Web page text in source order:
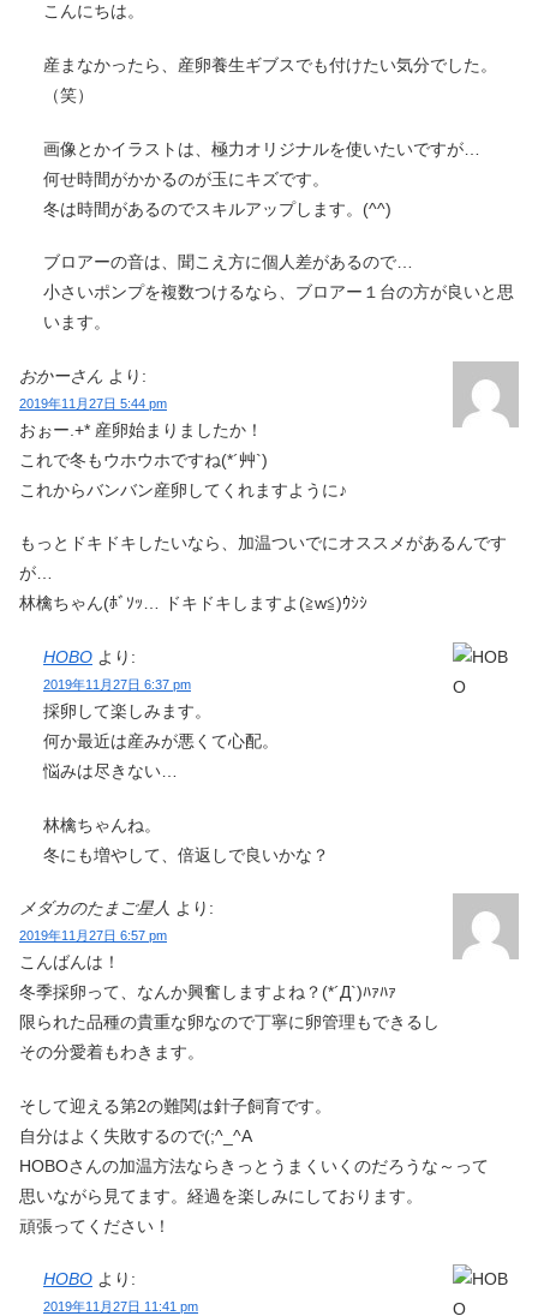
こんにちは。
産まなかったら、産卵養生ギブスでも付けたい気分でした。
（笑）
画像とかイラストは、極力オリジナルを使いたいですが…
何せ時間がかかるのが玉にキズです。
冬は時間があるのでスキルアップします。(^^)
ブロアーの音は、聞こえ方に個人差があるので…
小さいポンプを複数つけるなら、ブロアー１台の方が良いと思
います。
おかーさん より:
2019年11月27日 5:44 pm
おぉー.+* 産卵始まりましたか！
これで冬もウホウホですね(*´艸`)
これからバンバン産卵してくれますように♪
もっとドキドキしたいなら、加温ついでにオススメがあるんです
が…
林檎ちゃん(ﾎﾞｿｯ… ドキドキしますよ(≧w≦)ｳｼｼ
HOBO より:
2019年11月27日 6:37 pm
採卵して楽しみます。
何か最近は産みが悪くて心配。
悩みは尽きない…
林檎ちゃんね。
冬にも増やして、倍返しで良いかな？
メダカのたまご星人 より:
2019年11月27日 6:57 pm
こんばんは！
冬季採卵って、なんか興奮しますよね？(*´Д`)ﾊｧﾊｧ
限られた品種の貴重な卵なので丁寧に卵管理もできるし
その分愛着もわきます。
そして迎える第2の難関は針子飼育です。
自分はよく失敗するので(;^_^A
HOBOさんの加温方法ならきっとうまくいくのだろうな～って
思いながら見てます。経過を楽しみにしております。
頑張ってください！
HOBO より:
2019年11月27日 11:41 pm